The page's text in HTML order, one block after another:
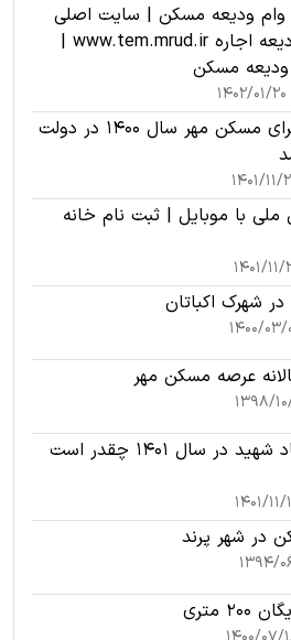
وام ودیعه مسکن | سایت اصلی
ثبت نام وام ودیعه اجاره www.tem.mrud.ir |
مسکن
مقدار واریزی برای مسکن مهر سال 1400 در دولت
با موبایل | ثبت نام خانه
شهرک اکباتان
عرصه مسکن مهر
وام مسکن بنیاد شهید در سال 1401 چقدر است
در شهر پرند
متری